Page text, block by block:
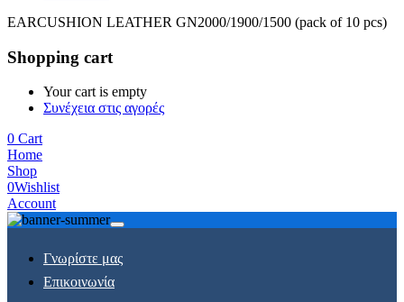
EARCUSHION LEATHER GN2000/1900/1500 (pack of 10 pcs)
Shopping cart
Your cart is empty
Συνέχεια στις αγορές
0 Cart
Home
Shop
0Wishlist
Account
Γνωρίστε μας
Επικοινωνία